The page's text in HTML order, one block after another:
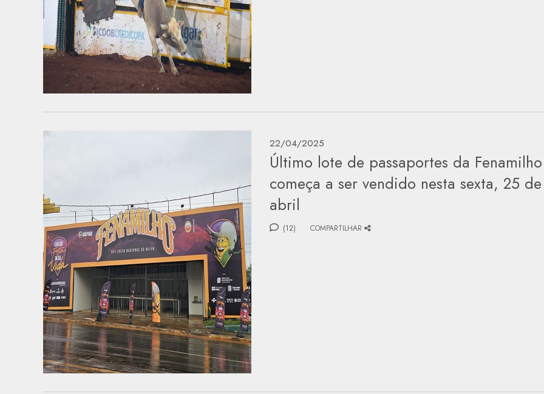
22/04/2025
Último lote de passaportes da Fenamilho
começa a ser vendido nesta sexta, 25 de
abril
(12) COMPARTILHAR